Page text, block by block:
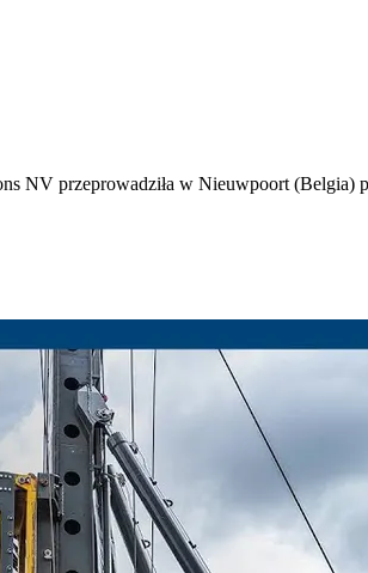
NV przeprowadziła w Nieuwpoort (Belgia)